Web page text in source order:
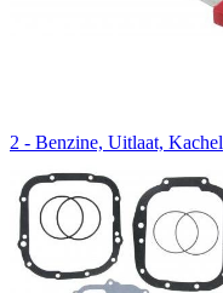
2 - Benzine, Uitlaat, Kachel